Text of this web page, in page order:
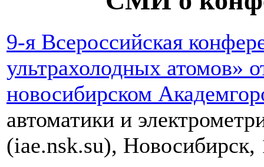
9-я Всероссийская
ультрахолодных атомов»
новосибирском
автоматики и
(iae.nsk.su), Новосибирск,